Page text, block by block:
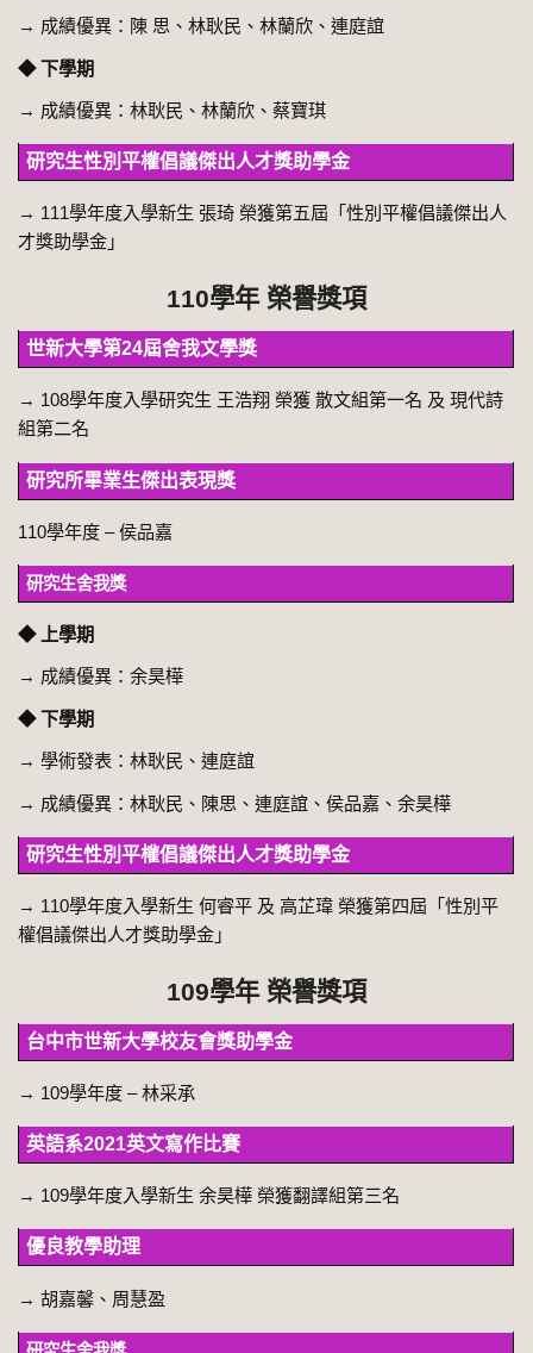
→ 成績優異：陳 思、林耿民、林蘭欣、連庭誼
◆ 下學期
→ 成績優異：林耿民、林蘭欣、蔡寶琪
研究生性別平權倡議傑出人才獎助學金
→ 111學年度入學新生 張琦 榮獲第五屆「性別平權倡議傑出人
才獎助學金」
110學年 榮譽獎項
世新大學第24屆舍我文學獎
→ 108學年度入學研究生 王浩翔 榮獲 散文組第一名 及 現代詩
組第二名
研究所畢業生傑出表現獎
110學年度 – 侯品嘉
研究生舍我獎
◆ 上學期
→ 成績優異：余昊樺
◆ 下學期
→ 學術發表：林耿民、連庭誼
→ 成績優異：林耿民、陳思、連庭誼、侯品嘉、余昊樺
研究生性別平權倡議傑出人才獎助學金
→ 110學年度入學新生 何睿平 及 高芷瑋 榮獲第四屆「性別平
權倡議傑出人才獎助學金」
109學年 榮譽獎項
台中市世新大學校友會獎助學金
→ 109學年度 – 林采承
英語系2021英文寫作比賽
→ 109學年度入學新生 余昊樺 榮獲翻譯組第三名
優良教學助理
→ 胡嘉馨、周慧盈